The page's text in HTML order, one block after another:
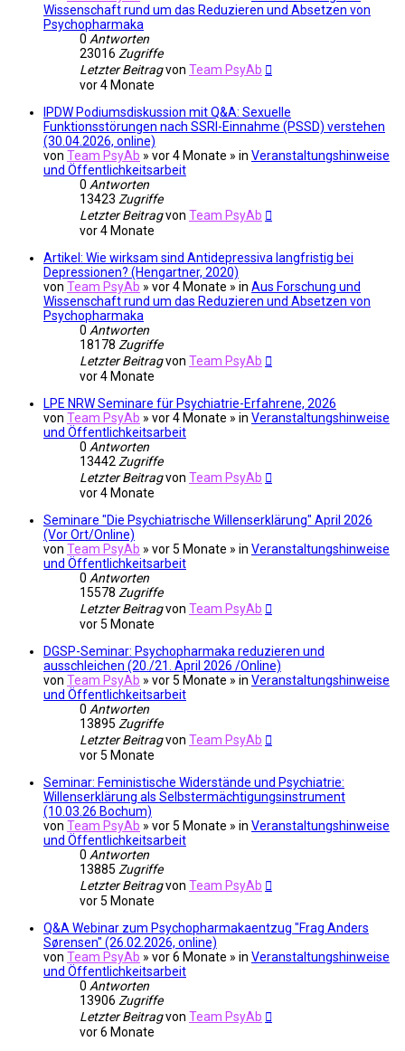
Wissenschaft rund um das Reduzieren und Absetzen von
Psychopharmaka
0 Antworten
23016 Zugriffe
Letzter Beitragvon Team PsyAb
vor 4 Monate
IPDW Podiumsdiskussion mit Q&A: Sexuelle
Funktionsstörungen nach SSRI-Einnahme (PSSD) verstehen
(30.04.2026, online)
von Team PsyAb » vor 4 Monate » in Veranstaltungshinweise
und Öffentlichkeitsarbeit
0 Antworten
13423 Zugriffe
Letzter Beitragvon Team PsyAb
vor 4 Monate
Artikel: Wie wirksam sind Antidepressiva langfristig bei
Depressionen? (Hengartner, 2020)
von Team PsyAb » vor 4 Monate » in Aus Forschung und
Wissenschaft rund um das Reduzieren und Absetzen von
Psychopharmaka
0 Antworten
18178 Zugriffe
Letzter Beitragvon Team PsyAb
vor 4 Monate
LPE NRW Seminare für Psychiatrie-Erfahrene, 2026
von Team PsyAb » vor 4 Monate » in Veranstaltungshinweise
und Öffentlichkeitsarbeit
0 Antworten
13442 Zugriffe
Letzter Beitragvon Team PsyAb
vor 4 Monate
Seminare "Die Psychiatrische Willenserklärung" April 2026
(Vor Ort/Online)
von Team PsyAb » vor 5 Monate » in Veranstaltungshinweise
und Öffentlichkeitsarbeit
0 Antworten
15578 Zugriffe
Letzter Beitragvon Team PsyAb
vor 5 Monate
DGSP-Seminar: Psychopharmaka reduzieren und
ausschleichen (20./21. April 2026 /Online)
von Team PsyAb » vor 5 Monate » in Veranstaltungshinweise
und Öffentlichkeitsarbeit
0 Antworten
13895 Zugriffe
Letzter Beitragvon Team PsyAb
vor 5 Monate
Seminar: Feministische Widerstände und Psychiatrie:
Willenserklärung als Selbstermächtigungsinstrument
(10.03.26 Bochum)
von Team PsyAb » vor 5 Monate » in Veranstaltungshinweise
und Öffentlichkeitsarbeit
0 Antworten
13885 Zugriffe
Letzter Beitragvon Team PsyAb
vor 5 Monate
Q&A Webinar zum Psychopharmakaentzug "Frag Anders
Sørensen" (26.02.2026, online)
von Team PsyAb » vor 6 Monate » in Veranstaltungshinweise
und Öffentlichkeitsarbeit
0 Antworten
13906 Zugriffe
Letzter Beitragvon Team PsyAb
vor 6 Monate